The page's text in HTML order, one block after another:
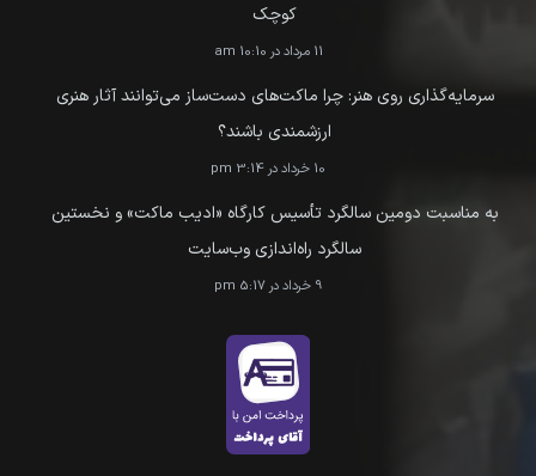
کوچک
11 مرداد در 10:10 am
سرمایه‌گذاری روی هنر: چرا ماکت‌های دست‌ساز می‌توانند آثار هنری
ارزشمندی باشند؟
10 خرداد در 3:14 pm
به مناسبت دومین سالگرد تأسیس کارگاه «ادیب ماکت» و نخستین
سالگرد راه‌اندازی وب‌سایت
9 خرداد در 5:17 pm